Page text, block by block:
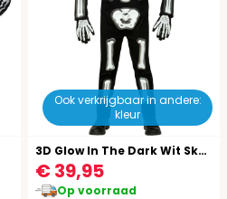
Ook verkrijgbaar in andere:
kleur
3D Glow In The Dark Wit Skelet Outfit Jongens
€ 39,95
Op voorraad